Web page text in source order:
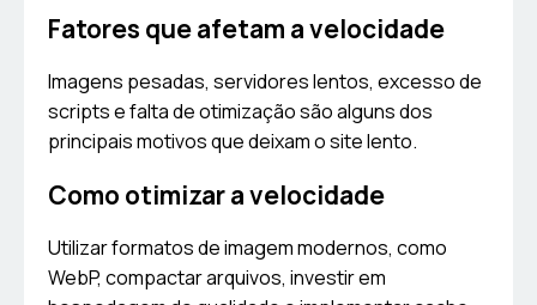
Fatores que afetam a velocidade
Imagens pesadas, servidores lentos, excesso de
scripts e falta de otimização são alguns dos
principais motivos que deixam o site lento.
Como otimizar a velocidade
Utilizar formatos de imagem modernos, como
WebP, compactar arquivos, investir em